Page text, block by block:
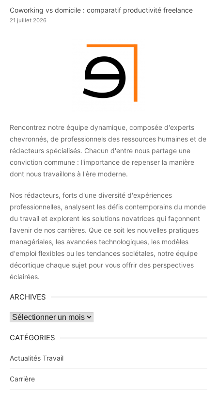
Coworking vs domicile : comparatif productivité freelance
21 juillet 2026
Rencontrez notre équipe dynamique, composée d'experts
chevronnés, de professionnels des ressources humaines et de
rédacteurs spécialisés. Chacun d'entre nous partage une
conviction commune : l'importance de repenser la manière
dont nous travaillons à l'ère moderne.
Nos rédacteurs, forts d'une diversité d'expériences
professionnelles, analysent les défis contemporains du monde
du travail et explorent les solutions novatrices qui façonnent
l'avenir de nos carrières. Que ce soit les nouvelles pratiques
managériales, les avancées technologiques, les modèles
d'emploi flexibles ou les tendances sociétales, notre équipe
décortique chaque sujet pour vous offrir des perspectives
éclairées.
ARCHIVES
Archives
CATÉGORIES
Actualités Travail
Carrière